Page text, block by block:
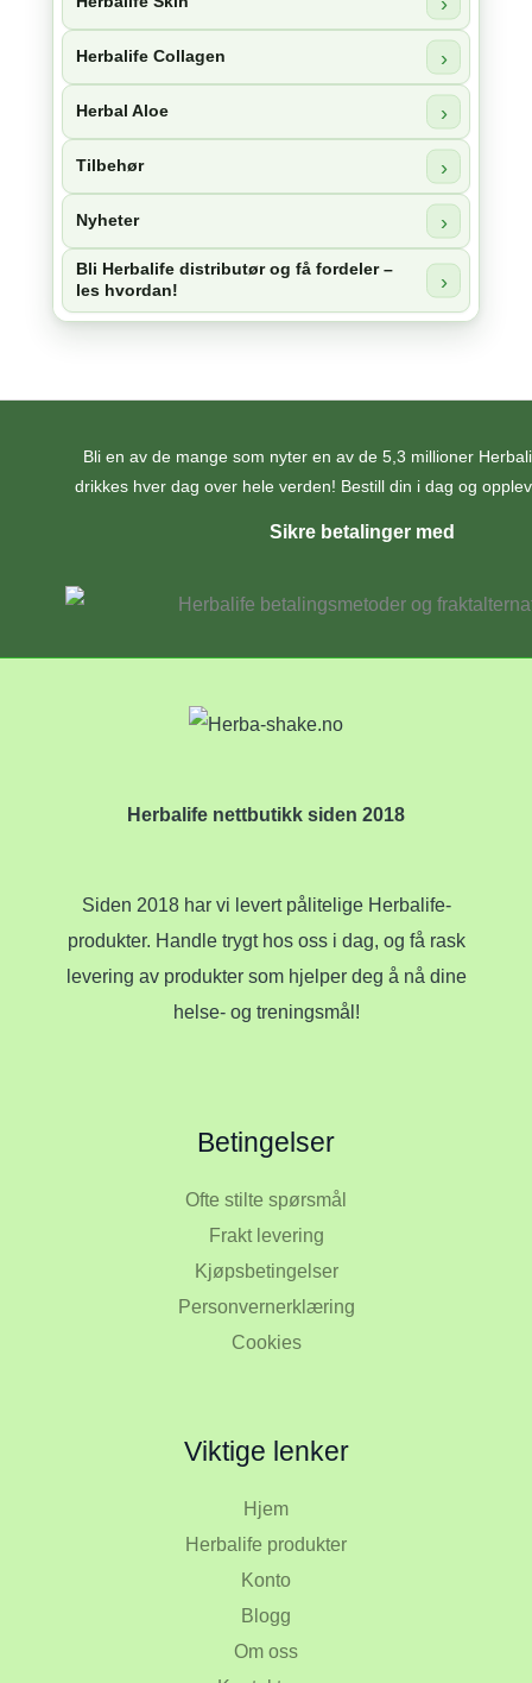
Herbalife Collagen
Herbal Aloe
Tilbehør
Nyheter
Bli Herbalife distributør og få fordeler –
les hvordan!
Bli en av de mange som nyter en av de 5,3 millioner
drikkes hver dag over hele verden! Bestill din i dag og
Sikre betalinger med
Herbalife nettbutikk siden 2018
Siden 2018 har vi levert pålitelige Herbalife-
produkter. Handle trygt hos oss i dag, og få rask
levering av produkter som hjelper deg å nå dine
helse- og treningsmål!
Betingelser
Ofte stilte spørsmål
Frakt levering
Kjøpsbetingelser
Personvernerklæring
Cookies
Viktige lenker
Hjem
Herbalife produkter
Konto
Blogg
Om oss